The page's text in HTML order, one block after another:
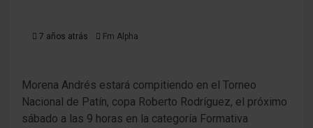
7 años atrás Fm Alpha
Morena Andrés estará compitiendo en el Torneo
Nacional de Patín, copa Roberto Rodríguez, el próximo
sábado a las 9 horas en la categoría Formativa